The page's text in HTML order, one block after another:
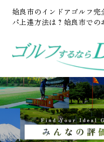
姶良市のインドアゴルフ
パ上達方法は？姶良市での